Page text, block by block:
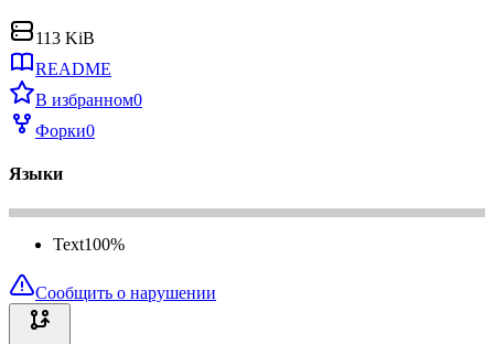
113 KiB
README
В избранном0
Форки0
Языки
Text100%
Сообщить о нарушении